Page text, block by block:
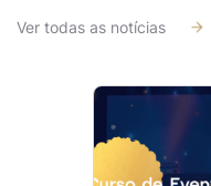
Ver todas as notícias